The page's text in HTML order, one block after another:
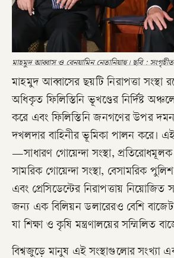
মাহমুদ আব্বাস ও বেনয়ামিন নেতানিয়াহু। ছবি : সংগৃহীত
মাহমুদ আব্বাসের ছয়টি নিরাপত্তা সংস্থা
অধিকৃত ফিলিস্তিনি ভূখণ্ডের নির্দিষ্ট
করে এবং ফিলিস্তিনি জনগণের উপর দমন-
দখলদার বাহিনীর ভূমিকা পালন করে।
—সাধারণ গোয়েন্দা সংস্থা, প্রতিরোধমূলক
সামরিক গোয়েন্দা সংস্থা, বেসামরিক
এবং প্রেসিডেন্টের নিরাপত্তায় নিয়োজিত
জন্য এক বিলিয়ন ডলারেরও বেশি বাজেট
যা শিক্ষা ও কৃষি মন্ত্রণালয়ের সম্মিলিত
বিশ্বজুড়ে মানুষ এই সংস্থাগুলোর সংখ্যা